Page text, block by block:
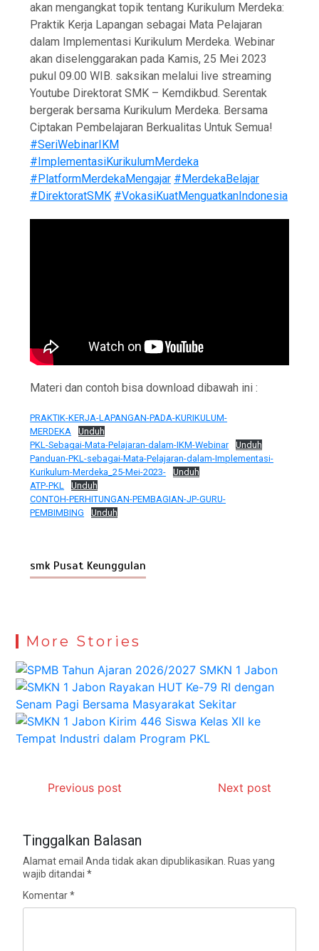
akan mengangkat topik tentang Kurikulum Merdeka:
Praktik Kerja Lapangan sebagai Mata Pelajaran
dalam Implementasi Kurikulum Merdeka. Webinar
akan diselenggarakan pada Kamis, 25 Mei 2023
pukul 09.00 WIB. saksikan melalui live streaming
Youtube Direktorat SMK – Kemdikbud. Serentak
bergerak bersama Kurikulum Merdeka. Bersama
Ciptakan Pembelajaran Berkualitas Untuk Semua!
#SeriWebinarIKM
#ImplementasiKurikulumMerdeka
#PlatformMerdekaMengajar #MerdekaBelajar
#DirektoratSMK #VokasiKuatMenguatkanIndonesia
Materi dan contoh bisa download dibawah ini :
PRAKTIK-KERJA-LAPANGAN-PADA-KURIKULUM-
MERDEKA
Unduh
PKL-Sebagai-Mata-Pelajaran-dalam-IKM-Webinar
Unduh
Panduan-PKL-sebagai-Mata-Pelajaran-dalam-Implementasi-
Kurikulum-Merdeka_25-Mei-2023-
Unduh
ATP-PKL
Unduh
CONTOH-PERHITUNGAN-PEMBAGIAN-JP-GURU-
PEMBIMBING
Unduh
smk Pusat Keunggulan
More Stories
Previous post Next post
Tinggalkan Balasan
Alamat email Anda tidak akan dipublikasikan. Ruas yang
wajib ditandai*
Komentar*